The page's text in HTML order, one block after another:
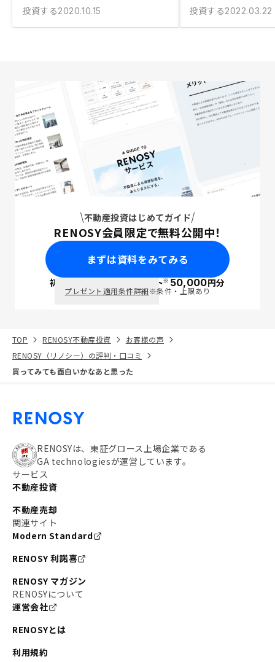
投資する2020.10.15
投資する2022.03.22
不動産投資はじめてガイド
RENOSY会員限定で無料公開中！
まずは資料をみてみる
初回面談で ポイント※50,000円分
プレゼント適用条件詳細※条件・上限あり
TOP RENOSY不動産投資
お客様の声
RENOSY（リノシー）の評判・口コミ
買ってみても面白いかなあと思った
RENOSYは、東証グロース上場企業である
GA technologiesが運営しています。
サービス
不動産投資
不動産売却
関連サイト
Modern Standard
RENOSY 利諾喜
RENOSY マガジン
RENOSYについて
運営会社
RENOSYとは
利用規約